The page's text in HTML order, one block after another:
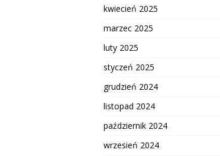
kwiecień 2025
marzec 2025
luty 2025
styczeń 2025
grudzień 2024
listopad 2024
październik 2024
wrzesień 2024